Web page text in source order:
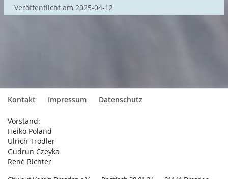
Veröffentlicht am 2025-04-12
Kontakt Impressum Datenschutz
Vorstand:
Heiko Poland
Ulrich Trodler
Gudrun Czeyka
Renè Richter